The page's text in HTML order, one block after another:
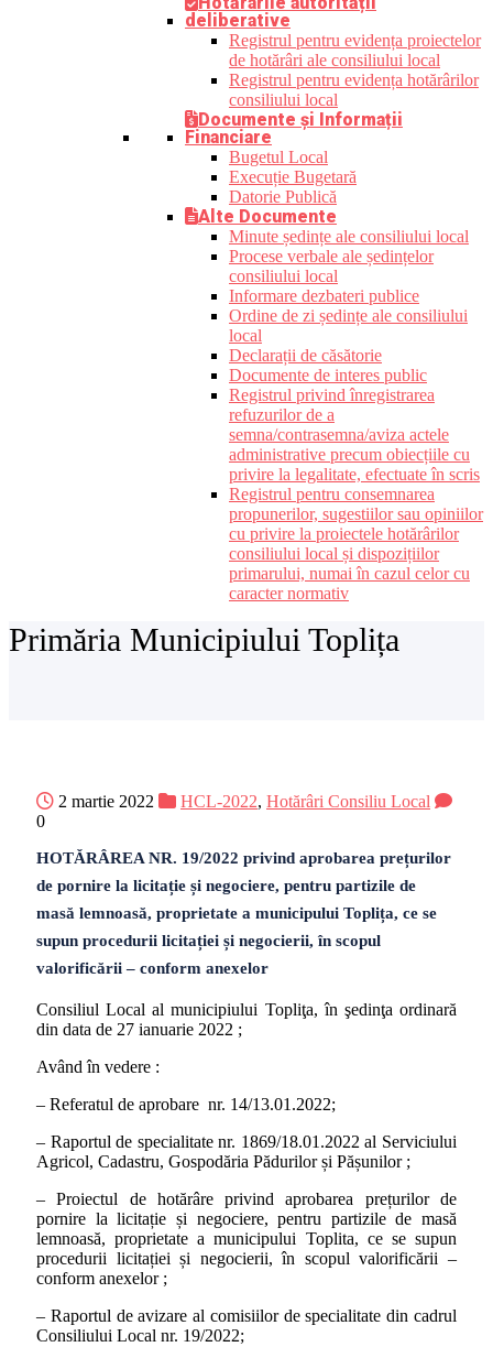
deliberative
Registrul pentru evidența proiectelor
de hotărâri ale consiliului local
Registrul pentru evidența hotărârilor
consiliului local
Documente și Informații
Financiare
Bugetul Local
Execuție Bugetară
Datorie Publică
Alte Documente
Minute ședințe ale consiliului local
Procese verbale ale ședințelor
consiliului local
Informare dezbateri publice
Ordine de zi ședințe ale consiliului
local
Declarații de căsătorie
Documente de interes public
Registrul privind înregistrarea
refuzurilor de a
semna/contrasemna/aviza actele
administrative precum obiecțiile cu
privire la legalitate, efectuate în scris
Registrul pentru consemnarea
propunerilor, sugestiilor sau opiniilor
cu privire la proiectele hotărârilor
consiliului local și dispozițiilor
primarului, numai în cazul celor cu
caracter normativ
Primăria Municipiului Toplița
2 martie 2022 HCL-2022, Hotărâri Consiliu Local
0
HOTǍRÂREA NR. 19/2022 privind aprobarea prețurilor
de pornire la licitație și negociere, pentru partizile de
masă lemnoasă, proprietate a municipului Toplița, ce se
supun procedurii licitației și negocierii, în scopul
valorificării – conform anexelor
Consiliul Local al municipiului Topliţa, în şedinţa ordinară
din data de 27 ianuarie 2022 ;
Având în vedere :
– Referatul de aprobare nr. 14/13.01.2022;
– Raportul de specialitate nr. 1869/18.01.2022 al Serviciului
Agricol, Cadastru, Gospodăria Pădurilor și Pășunilor ;
– Proiectul de hotărâre privind aprobarea prețurilor de
pornire la licitație și negociere, pentru partizile de masă
lemnoasă, proprietate a municipului Toplita, ce se supun
procedurii licitației și negocierii, în scopul valorificării –
conform anexelor ;
– Raportul de avizare al comisiilor de specialitate din cadrul
Consiliului Local nr. 19/2022;